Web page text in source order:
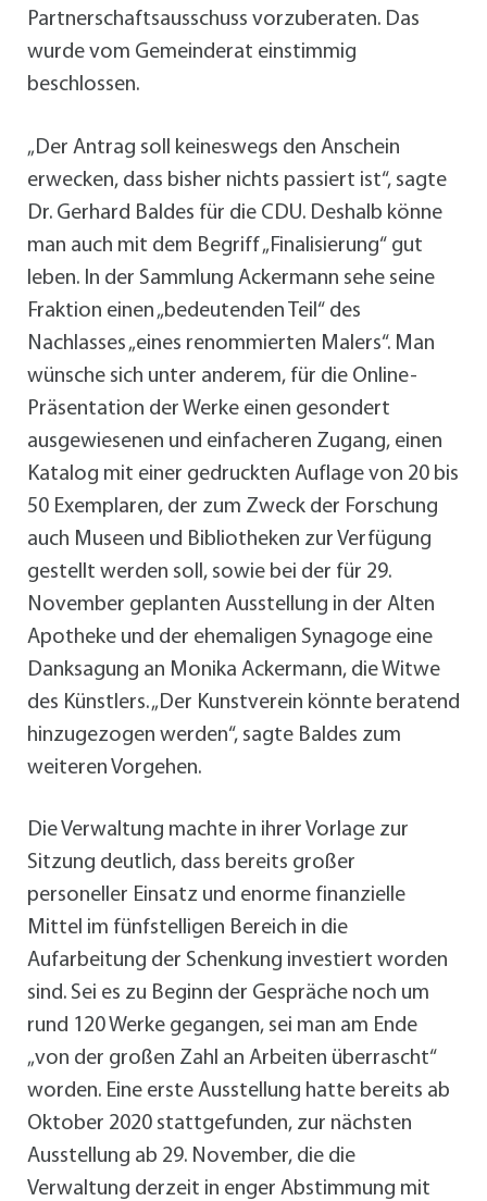
Partnerschaftsausschuss vorzuberaten. Das
wurde vom Gemeinderat einstimmig
beschlossen.
„Der Antrag soll keineswegs den Anschein
erwecken, dass bisher nichts passiert ist“, sagte
Dr. Gerhard Baldes für die CDU. Deshalb könne
man auch mit dem Begriff „Finalisierung“ gut
leben. In der Sammlung Ackermann sehe seine
Fraktion einen „bedeutenden Teil“ des
Nachlasses „eines renommierten Malers“. Man
wünsche sich unter anderem, für die Online-
Präsentation der Werke einen gesondert
ausgewiesenen und einfacheren Zugang, einen
Katalog mit einer gedruckten Auflage von 20 bis
50 Exemplaren, der zum Zweck der Forschung
auch Museen und Bibliotheken zur Verfügung
gestellt werden soll, sowie bei der für 29.
November geplanten Ausstellung in der Alten
Apotheke und der ehemaligen Synagoge eine
Danksagung an Monika Ackermann, die Witwe
des Künstlers. „Der Kunstverein könnte beratend
hinzugezogen werden“, sagte Baldes zum
weiteren Vorgehen.
Die Verwaltung machte in ihrer Vorlage zur
Sitzung deutlich, dass bereits großer
personeller Einsatz und enorme finanzielle
Mittel im fünfstelligen Bereich in die
Aufarbeitung der Schenkung investiert worden
sind. Sei es zu Beginn der Gespräche noch um
rund 120 Werke gegangen, sei man am Ende
„von der großen Zahl an Arbeiten überrascht“
worden. Eine erste Ausstellung hatte bereits ab
Oktober 2020 stattgefunden, zur nächsten
Ausstellung ab 29. November, die die
Verwaltung derzeit in enger Abstimmung mit